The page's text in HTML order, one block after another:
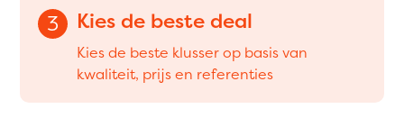
3 Kies de beste deal
Kies de beste klusser op basis van
kwaliteit, prijs en referenties